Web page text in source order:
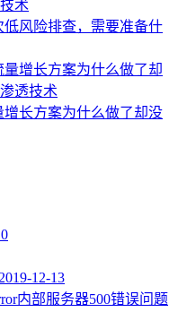
风险排查，需要准备什
长方案为什么做了却没
2019-12-13
内部服务器500错误问题